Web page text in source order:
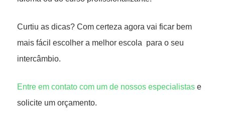
Curtiu as dicas? Com certeza agora vai ficar bem
mais fácil escolher a melhor escola para o seu
intercâmbio.
Entre em contato com um de nossos especialistase
solicite um orçamento.